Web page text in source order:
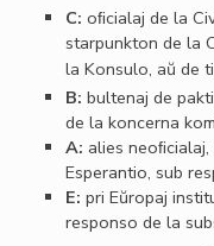
C: oﬁcialaj de la
starpunkton de la
la Konsulo, aŭ de
B: bultenaj de
de la koncerna
A: alies
Esperantio, sub
E: pri Eŭropaj
responso de la